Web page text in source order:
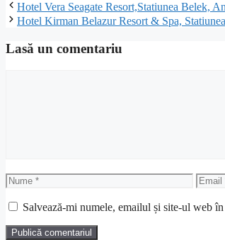
Hotel Vera Seagate Resort,Statiunea Belek,
Hotel Kirman Belazur Resort & Spa,
Lasă un comentariu
Nume Email
Salvează-mi numele, emailul și site-ul web